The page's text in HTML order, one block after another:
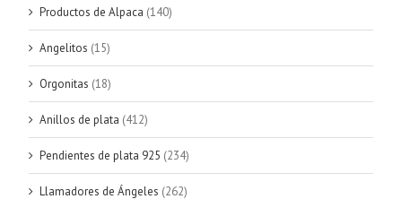
Productos de Alpaca (140)
Angelitos (15)
Orgonitas (18)
Anillos de plata (412)
Pendientes de plata 925 (234)
Llamadores de Ángeles (262)